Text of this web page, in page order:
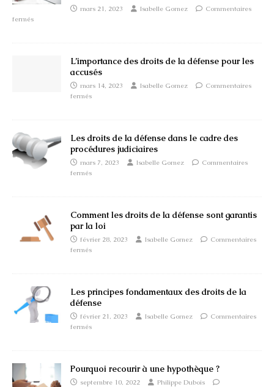
mars 21, 2023 Isabelle Gomez
Commentaires
fermés
L’importance des droits de la défense pour les
accusés
mars 14, 2023 Isabelle Gomez
Commentaires
fermés
Les droits de la défense dans le cadre des
procédures judiciaires
mars 7, 2023 Isabelle Gomez
Commentaires
fermés
Comment les droits de la défense sont garantis
par la loi
février 28, 2023 Isabelle Gomez
Commentaires
fermés
Les principes fondamentaux des droits de la
défense
février 21, 2023 Isabelle Gomez
Commentaires
fermés
Pourquoi recourir à une hypothèque ?
septembre 10, 2022
Philippe Dubois